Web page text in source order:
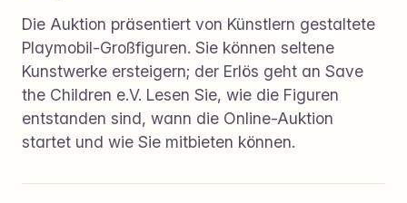
Die Auktion präsentiert von Künstlern gestaltete
Playmobil-Großfiguren. Sie können seltene
Kunstwerke ersteigern; der Erlös geht an Save
the Children e.V. Lesen Sie, wie die Figuren
entstanden sind, wann die Online-Auktion
startet und wie Sie mitbieten können.